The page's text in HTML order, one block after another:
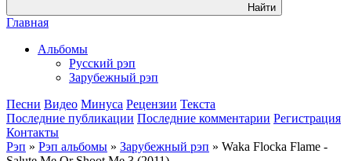
Найти
Главная
Альбомы
Русский рэп
Зарубежный рэп
Песни Видео Минуса Рецензии Текста
Последние публикации Последние комментарии Регистрация
Контакты
Рэп » Рэп альбомы » Зарубежный рэп » Waka Flocka Flame -